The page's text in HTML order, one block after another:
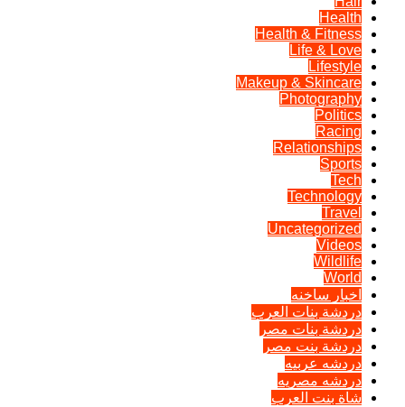
Health
Health & Fitness
Life & Love
Lifestyle
Makeup & Skincare
Photography
Politics
Racing
Relationships
Sports
Tech
Technology
Travel
Uncategorized
Videos
Wildlife
World
اخبار ساخنه
دردشة بنات العرب
دردشة بنات مصر
دردشة بنت مصر
دردشه عربيه
دردشه مصريه
شاة بنت العرب